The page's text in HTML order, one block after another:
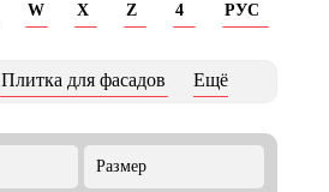
W X Z 4 РУС
Плитка для фасадов Ещё
Размер